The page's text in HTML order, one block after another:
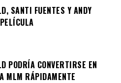
SANTI FUENTES Y ANDY
PODRÍA CONVERTIRSE EN
MLM RÁPIDAMENTE